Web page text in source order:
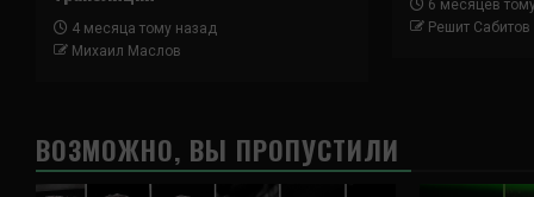
4 месяца тому назад
Михаил Маслов
6 месяцев
Решит Сабитов
ВОЗМОЖНО, ВЫ ПРОПУСТИЛИ